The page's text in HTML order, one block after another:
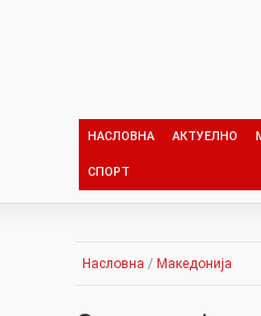
НАСЛОВНА АКТУЕЛНО
СПОРТ
Насловна / Македонија